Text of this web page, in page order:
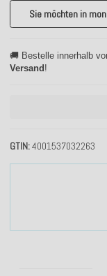
GTIN 4001537032263
Sie möchten in
🚚 Bestelle innerhalb
Versand !